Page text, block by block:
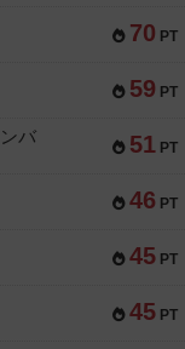
70 PT
59 PT
51 PT
バ
46 PT
45 PT
45 PT